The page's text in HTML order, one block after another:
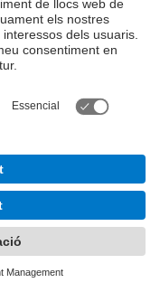
Qualitat